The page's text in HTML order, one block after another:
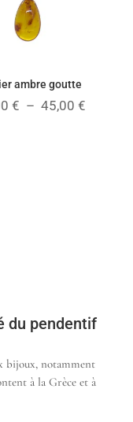
ambre goutte
€ – 45,00 €Plage
du pendentif
bijoux, notamment
à la Grèce et à